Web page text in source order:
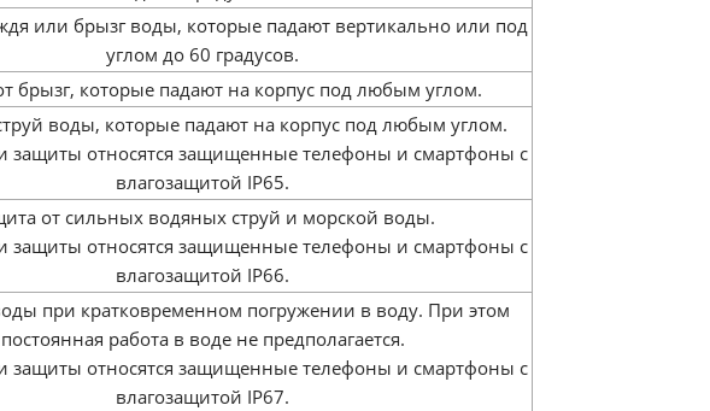
или брызг воды, которые падают вертикально или под
углом до 60 градусов.
брызг, которые падают на корпус под любым углом.
воды, которые падают на корпус под любым углом.
защиты относятся защищенные телефоны и смартфоны с
влагозащитой IP65.
от сильных водяных струй и морской воды.
защиты относятся защищенные телефоны и смартфоны с
влагозащитой IP66.
при кратковременном погружении в воду. При этом
постоянная работа в воде не предполагается.
защиты относятся защищенные телефоны и смартфоны с
влагозащитой IP67.